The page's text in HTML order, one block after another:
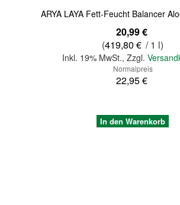
ARYA LAYA Fett-Feucht Balancer
20,99 €
(419,80 € / 1 l)
Inkl. 19% MwSt., Zzgl.
Normalpreis
22,95 €
In den Warenkorb